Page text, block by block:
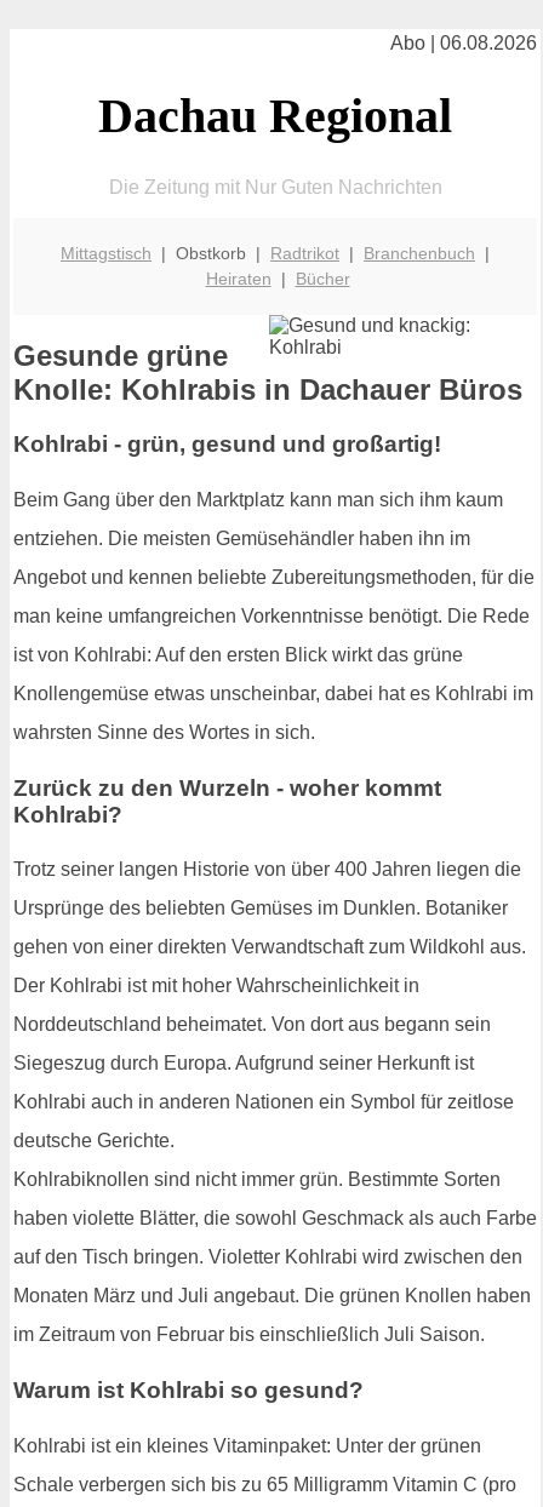
Abo | 06.08.2026
Dachau Regional
Die Zeitung mit Nur Guten Nachrichten
Mittagstisch | Obstkorb | Radtrikot | Branchenbuch |
Heiraten | Bücher
Gesunde grüne
Knolle: Kohlrabis in Dachauer Büros
Kohlrabi - grün, gesund und großartig!
Beim Gang über den Marktplatz kann man sich ihm kaum
entziehen. Die meisten Gemüsehändler haben ihn im
Angebot und kennen beliebte Zubereitungsmethoden, für die
man keine umfangreichen Vorkenntnisse benötigt. Die Rede
ist von Kohlrabi: Auf den ersten Blick wirkt das grüne
Knollengemüse etwas unscheinbar, dabei hat es Kohlrabi im
wahrsten Sinne des Wortes in sich.
Zurück zu den Wurzeln - woher kommt
Kohlrabi?
Trotz seiner langen Historie von über 400 Jahren liegen die
Ursprünge des beliebten Gemüses im Dunklen. Botaniker
gehen von einer direkten Verwandtschaft zum Wildkohl aus.
Der Kohlrabi ist mit hoher Wahrscheinlichkeit in
Norddeutschland beheimatet. Von dort aus begann sein
Siegeszug durch Europa. Aufgrund seiner Herkunft ist
Kohlrabi auch in anderen Nationen ein Symbol für zeitlose
deutsche Gerichte.
Kohlrabiknollen sind nicht immer grün. Bestimmte Sorten
haben violette Blätter, die sowohl Geschmack als auch Farbe
auf den Tisch bringen. Violetter Kohlrabi wird zwischen den
Monaten März und Juli angebaut. Die grünen Knollen haben
im Zeitraum von Februar bis einschließlich Juli Saison.
Warum ist Kohlrabi so gesund?
Kohlrabi ist ein kleines Vitaminpaket: Unter der grünen
Schale verbergen sich bis zu 65 Milligramm Vitamin C (pro